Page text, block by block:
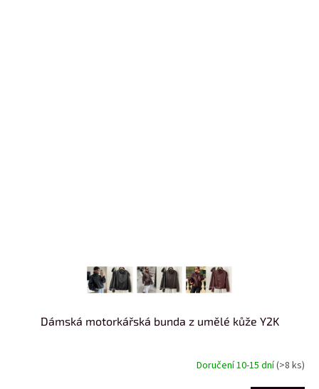
Dámská motorkářská bunda z umělé kůže Y2K
Doručení 10-15 dní(>8 ks)